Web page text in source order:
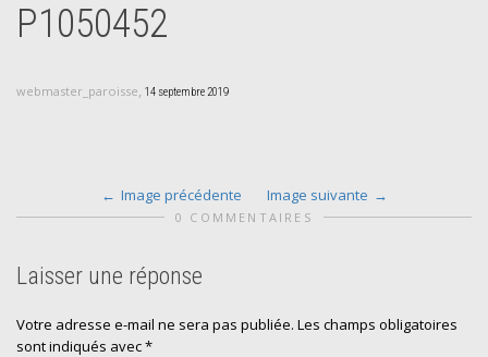
P1050452
webmaster_paroisse, 14 septembre 2019
Image précédente Image suivante
0 COMMENTAIRES
Laisser une réponse
Votre adresse e-mail ne sera pas publiée. Les champs obligatoires
sont indiqués avec*